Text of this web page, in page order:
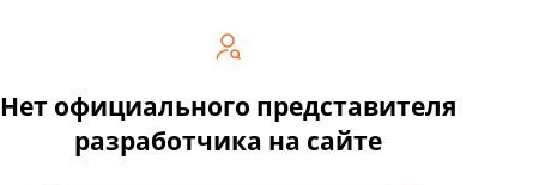
Нет официального представителя
разработчика на сайте